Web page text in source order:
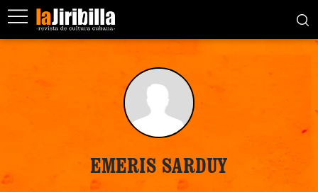
EMERIS SARDUY